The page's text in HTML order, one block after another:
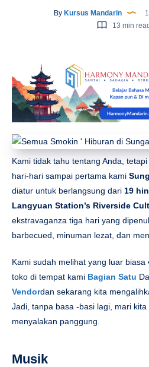
ByKursus Mandarin
13 min
Kami tidak tahu tentang Anda,
hari-hari sampai pertama kami
diatur untuk berlangsung dari 19
Langyuan Station’s Riverside
ekstravaganza tiga hari yang
barbecued, minuman lezat, dan
Kami sudah melihat yang luar biasa
toko di tempat kami Bagian Satu
Vendordan sekarang kita
Jadi, tanpa basa -basi lagi, mari
menyalakan panggung.
Musik